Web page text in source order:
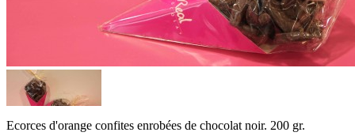
Ecorces d'orange confites enrobées de chocolat noir. 200 gr.